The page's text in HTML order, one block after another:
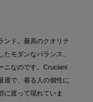
ンド。最高のクオリテ
モダンなバランス、
ニなのです。Cruciani
適で、着る人の個性に
に渡って現れていま